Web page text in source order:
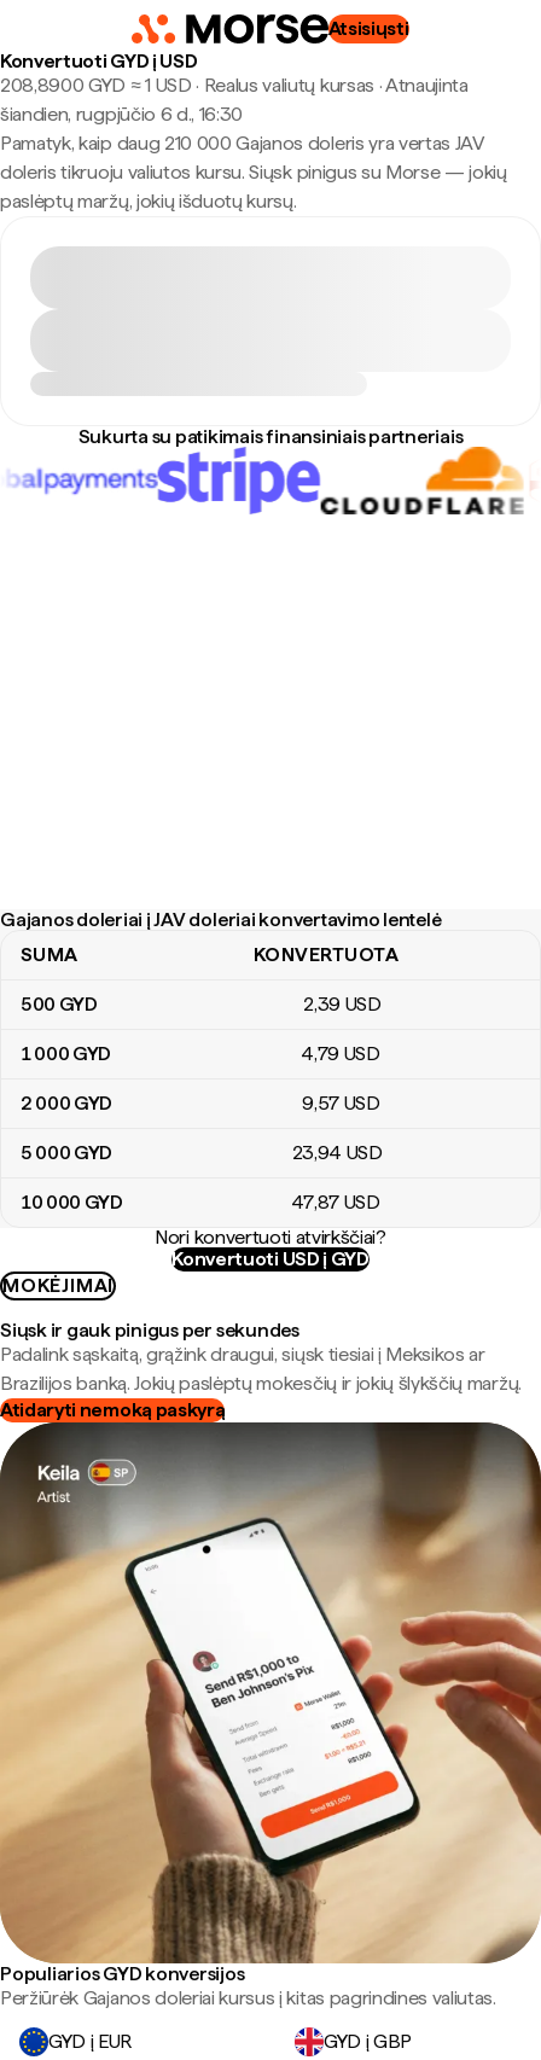
Atsisiųsti
Konvertuoti GYD į USD
208,8900 GYD ≈ 1 USD · Realus valiutų kursas ·Atnaujinta
šiandien, rugpjūčio 6 d., 16:30
Pamatyk, kaip daug 210 000 Gajanos doleris yra vertas JAV
doleris tikruoju valiutos kursu. Siųsk pinigus su Morse — jokių
paslėptų maržų, jokių išduotų kursų.
Sukurta su patikimais finansiniais partneriais
Gajanos doleriai į JAV doleriai konvertavimo lentelė
Gajanos doleriai į JAV doleriai konvertavimo lentelė
SUMA KONVERTUOTA
500 GYD 2,39 USD
1 000 GYD 4,79 USD
2 000 GYD 9,57 USD
5 000 GYD 23,94 USD
10 000 GYD 47,87 USD
Nori konvertuoti atvirkščiai?
Konvertuoti USD į GYD
MOKĖJIMAI
Siųsk ir gauk pinigus per sekundes
Padalink sąskaitą, grąžink draugui, siųsk tiesiai į Meksikos ar
Brazilijos banką. Jokių paslėptų mokesčių ir jokių šlykščių maržų.
Atidaryti nemoką paskyrą
Populiarios GYD konversijos
Peržiūrėk Gajanos doleriai kursus į kitas pagrindines valiutas.
GYD į EUR
GYD į GBP